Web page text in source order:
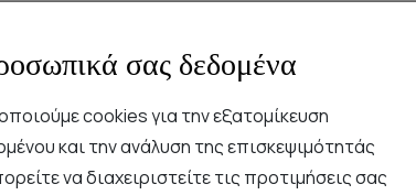
Χαρακτηριστικά Συντήρηση
σας δεδομένα
cookies για την εξατομίκευση
και την ανάλυση της επισκεψιμότητάς
να διαχειριστείτε τις προτιμήσεις σας